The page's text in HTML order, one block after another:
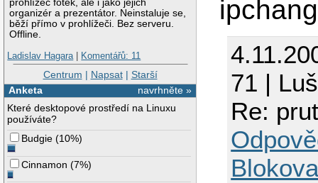
prohlížeč fotek, ale i jako jejich
organizér a prezentátor. Neinstaluje se,
běží přímo v prohlížeči. Bez serveru.
Offline.
Ladislav Hagara| Komentářů: 11
Centrum | Napsat| Starší
navrhněte »
Anketa
Které desktopové prostředí na Linuxu
používáte?
Budgie (10%)
Cinnamon (7%)
71 |
Re: